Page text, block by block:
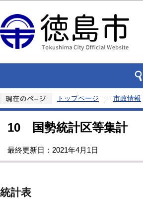
トップページ 市政情報
10 国勢統計区等集計
最終更新日：2021年4月1日
統計表